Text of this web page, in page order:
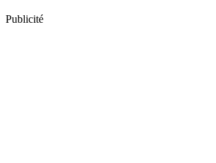
Publicité